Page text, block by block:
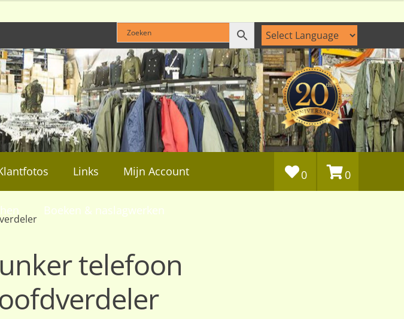
Links Mijn Account
Boeken & naslagwerken
0 0
telefoon